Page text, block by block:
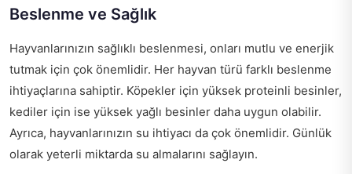
Beslenme ve Sağlık
Hayvanlarınızın sağlıklı beslenmesi, onları mutlu ve enerjik
tutmak için çok önemlidir. Her hayvan türü farklı beslenme
ihtiyaçlarına sahiptir. Köpekler için yüksek proteinli besinler,
kediler için ise yüksek yağlı besinler daha uygun olabilir.
Ayrıca, hayvanlarınızın su ihtiyacı da çok önemlidir. Günlük
olarak yeterli miktarda su almalarını sağlayın.